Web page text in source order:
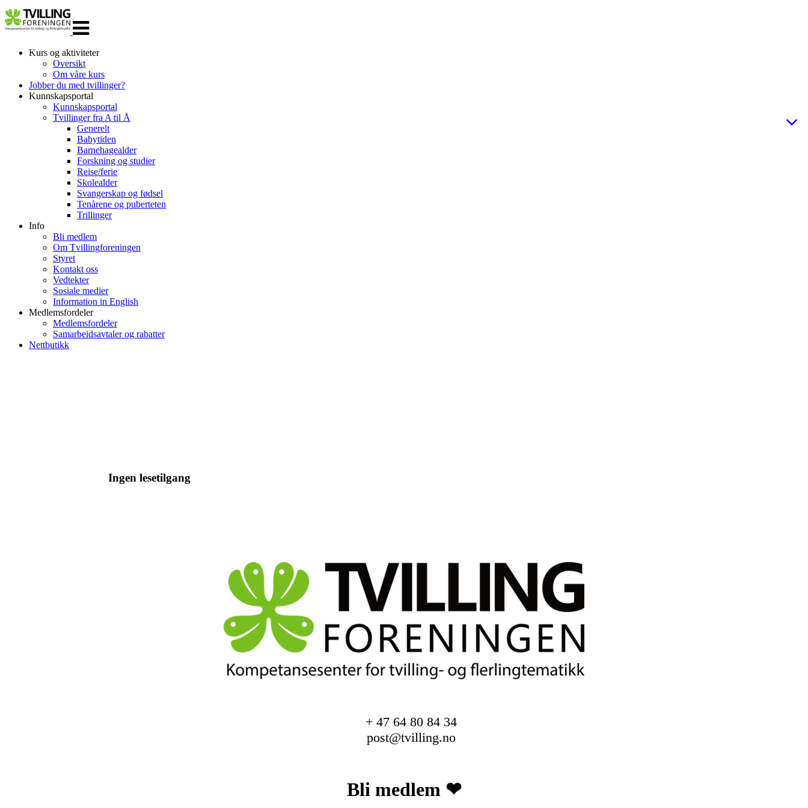
navigasjon
Kurs og aktiviteter
Oversikt
Om våre kurs
Jobber du med tvillinger?
Kunnskapsportal
Kunnskapsportal
Tvillinger fra A til Å
Generelt
Babytiden
Barnehagealder
Forskning og studier
Reise/ferie
Skolealder
Svangerskap og fødsel
Tenårene og puberteten
Trillinger
Info
Bli medlem
Om Tvillingforeningen
Styret
Kontakt oss
Vedtekter
Sosiale medier
Information in English
Medlemsfordeler
Medlemsfordeler
Samarbeidsavtaler og rabatter
Nettbutikk
Ingen lesetilgang
+ 47 64 80 84 34
post@tvilling.no
Bli medlem ❤︎